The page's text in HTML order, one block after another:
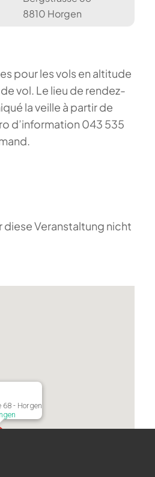
8810 Horgen
pour les vols en altitude
vol. Le lieu de rendez-
la veille à partir de
d’information 043 535
diese Veranstaltung nicht
- Horgen